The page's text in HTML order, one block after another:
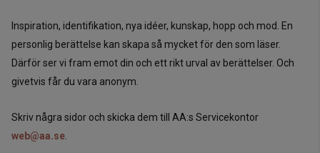
Inspiration, identifikation, nya idéer, kunskap, hopp och mod. En
personlig berättelse kan skapa så mycket för den som läser.
Därför ser vi fram emot din och ett rikt urval av berättelser. Och
givetvis får du vara anonym.
Skriv några sidor och skicka dem till AA:s Servicekontor
web@aa.se